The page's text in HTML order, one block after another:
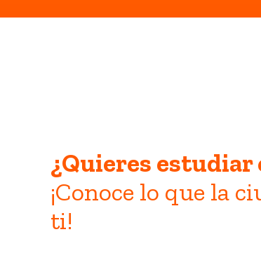
¿Quieres estudiar
¡Conoce lo que la
ti!